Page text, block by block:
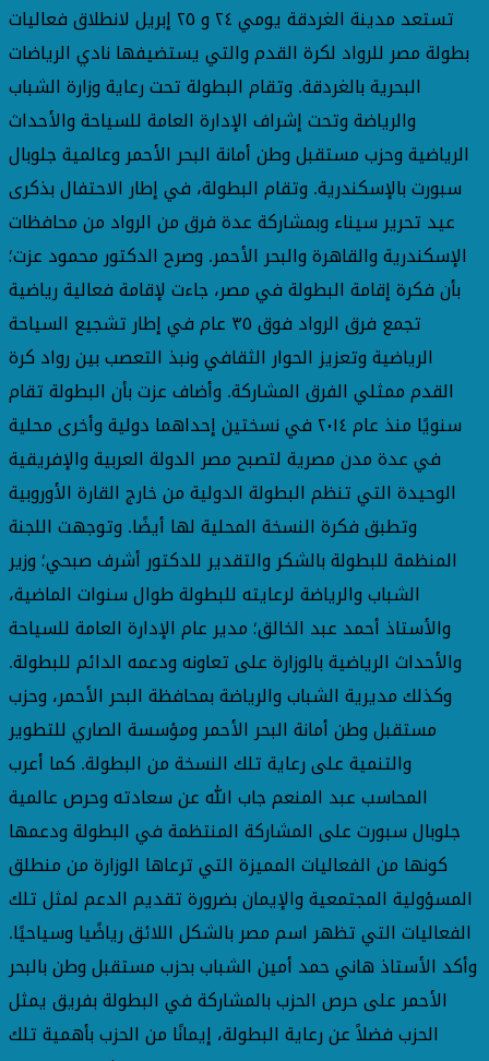
تستعد مدينة الغردقة يومي ٢٤ و ٢٥ إبريل لانطلاق فعاليات
بطولة مصر للرواد لكرة القدم والتي يستضيفها نادي الرياضات
البحرية بالغردقة. وتقام البطولة تحت رعاية وزارة الشباب
والرياضة وتحت إشراف الإدارة العامة للسياحة والأحداث
الرياضية وحزب مستقبل وطن أمانة البحر الأحمر وعالمية جلوبال
سبورت بالإسكندرية. وتقام البطولة، في إطار الاحتفال بذكرى
عيد تحرير سيناء وبمشاركة عدة فرق من الرواد من محافظات
الإسكندرية والقاهرة والبحر الأحمر. وصرح الدكتور محمود عزت؛
بأن فكرة إقامة البطولة في مصر، جاءت لإقامة فعالية رياضية
تجمع فرق الرواد فوق ٣٥ عام في إطار تشجيع السياحة
الرياضية وتعزيز الحوار الثقافي ونبذ التعصب بين رواد كرة
القدم ممثلي الفرق المشاركة. وأضاف عزت بأن البطولة تقام
سنويًا منذ عام ٢٠١٤ في نسختين إحداهما دولية وأخرى محلية
في عدة مدن مصرية لتصبح مصر الدولة العربية والإفريقية
الوحيدة التي تنظم البطولة الدولية من خارج القارة الأوروبية
وتطبق فكرة النسخة المحلية لها أيضًا. وتوجهت اللجنة
المنظمة للبطولة بالشكر والتقدير للدكتور أشرف صبحي؛ وزير
الشباب والرياضة لرعايته للبطولة طوال سنوات الماضية،
والأستاذ أحمد عبد الخالق؛ مدير عام الإدارة العامة للسياحة
والأحداث الرياضية بالوزارة على تعاونه ودعمه الدائم للبطولة.
وكذلك مديرية الشباب والرياضة بمحافظة البحر الأحمر، وحزب
مستقبل وطن أمانة البحر الأحمر ومؤسسة الصاري للتطوير
والتنمية على رعاية تلك النسخة من البطولة. كما أعرب
المحاسب عبد المنعم جاب الله عن سعادته وحرص عالمية
جلوبال سبورت على المشاركة المنتظمة في البطولة ودعمها
كونها من الفعاليات المميزة التي ترعاها الوزارة من منطلق
المسؤولية المجتمعية والإيمان بضرورة تقديم الدعم لمثل تلك
الفعاليات التي تظهر اسم مصر بالشكل اللائق رياضًيا وسياحيًا.
وأكد الأستاذ هاني حمد أمين الشباب بحزب مستقبل وطن بالبحر
الأحمر على حرص الحزب بالمشاركة في البطولة بفريق يمثل
الحزب فضلاً عن رعاية البطولة، إيمانًا من الحزب بأهمية تلك